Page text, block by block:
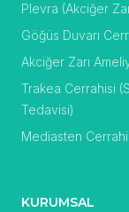
Plevra (Akciğer
Göğüs Duvarı
Akciğer Zarı
Trakea Cerrahisi
Tedavisi)
Mediasten
KURUMSAL